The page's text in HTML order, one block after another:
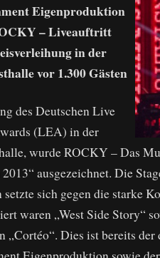
Eigenproduktion
– Liveauftritt
in der
vor 1.300 Gästen
des Deutschen Live
(LEA) in der
wurde ROCKY – Das
ausgezeichnet. Die
sich gegen die starke
waren „West Side Story“
„Cortéo“. Dies ist bereits